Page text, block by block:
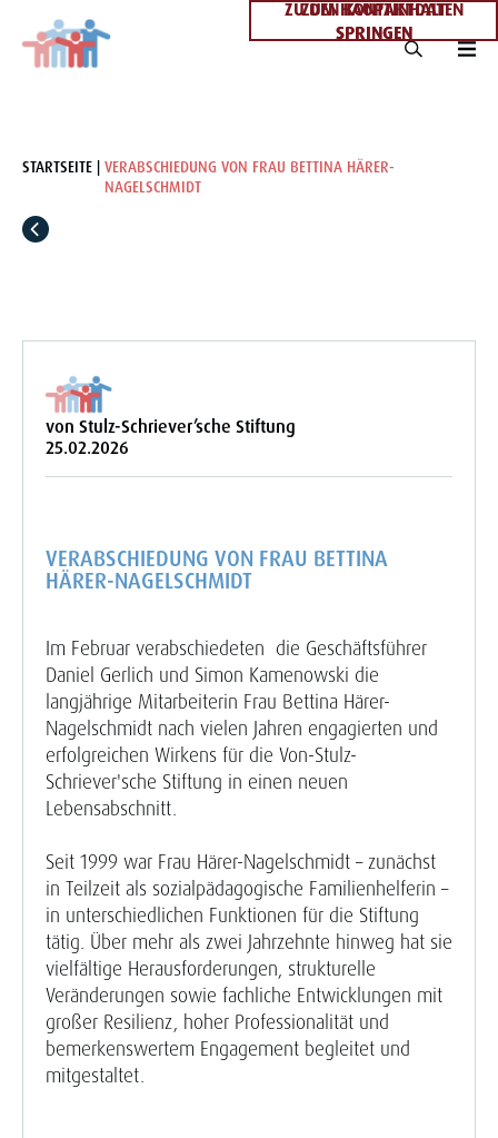
ZUM HAUPTINHALT
SPRINGEN
ZU DEN KONTAKTDATEN
SPRINGEN
STARTSEITE
VERABSCHIEDUNG VON FRAU BETTINA HÄRER-
NAGELSCHMIDT
von Stulz-Schriever’sche Stiftung
25.02.2026
VERABSCHIEDUNG VON FRAU BETTINA
HÄRER-NAGELSCHMIDT
Im Februar verabschiedeten die Geschäftsführer
Daniel Gerlich und Simon Kamenowski die
langjährige Mitarbeiterin Frau Bettina Härer-
Nagelschmidt nach vielen Jahren engagierten und
erfolgreichen Wirkens für die Von-Stulz-
Schriever'sche Stiftung in einen neuen
Lebensabschnitt.
Seit 1999 war Frau Härer-Nagelschmidt – zunächst
in Teilzeit als sozialpädagogische Familienhelferin –
in unterschiedlichen Funktionen für die Stiftung
tätig. Über mehr als zwei Jahrzehnte hinweg hat sie
vielfältige Herausforderungen, strukturelle
Veränderungen sowie fachliche Entwicklungen mit
großer Resilienz, hoher Professionalität und
bemerkenswertem Engagement begleitet und
mitgestaltet.